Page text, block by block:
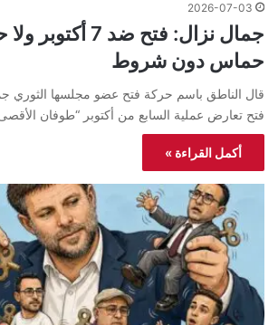
2026-07-03
جمال نزال: فتح ضد 7
حماس دون شروط
قال الناطق باسم حركة فتح عضو مجلسها الثوري
فتح تعارض عملية السابع من أكتوبر “طوفان
أكمل القراءة »